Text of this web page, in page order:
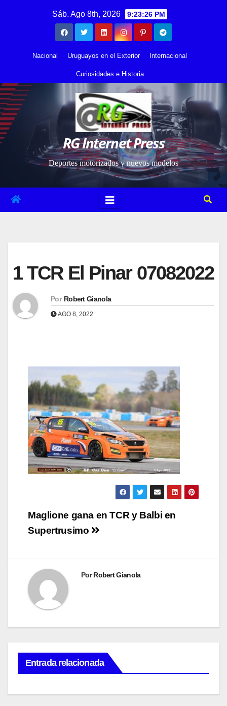
Sáb. Ago 8th, 2026 9:23:26 PM
Nacional Uruguayos en el Exterior Internacional
Curiosidades e Historia
RG Internet Press
Deportes motorizados y nuevos modelos
1 TCR El Pinar 07082022
Por Robert Gianola
AGO 8, 2022
Navegación
de
Maglione gana en TCR y Balbi en
Supertrusimo
PorRobert Gianola
Entrada relacionada